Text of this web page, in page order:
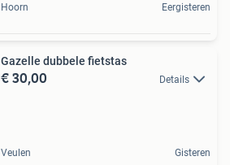
Hoorn Eergisteren
Gazelle dubbele fietstas
€ 30,00 Details
Veulen Gisteren